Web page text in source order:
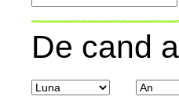
De cand